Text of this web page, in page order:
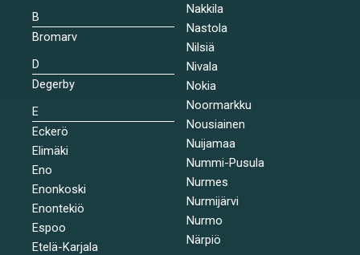
B
Bromarv
D
Degerby
E
Eckerö
Elimäki
Eno
Enonkoski
Enontekiö
Espoo
Etelä-Karjala
Nakkila
Nastola
Nilsiä
Nivala
Nokia
Noormarkku
Nousiainen
Nuijamaa
Nummi-Pusula
Nurmes
Nurmijärvi
Nurmo
Närpiö